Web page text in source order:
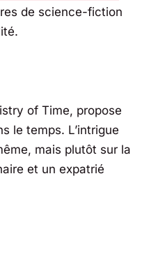
de science-fiction
of Time, propose
le temps. L’intrigue
mais plutôt sur la
et un expatrié